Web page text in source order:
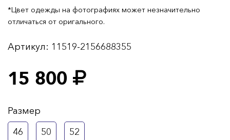
*Цвет одежды на фотографиях может незначительно
отличаться от оригального.
Артикул: 11519-2156688355
15 800
Размер
46
50 52